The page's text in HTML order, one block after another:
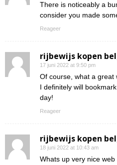
There is noticeably a
consider you made
Reageer
rijbewijs kopen
17 juni 2022 at 9:50 pm
Of course, what a great
I definitely will
day!
Reageer
rijbewijs kopen
18 juni 2022 at 10:43 am
Whats up very nice